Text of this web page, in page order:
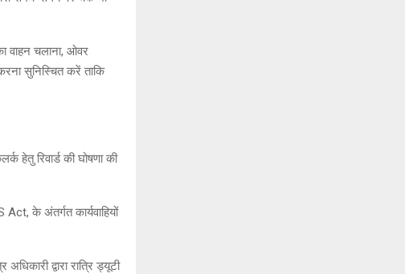
वाहन चलाना, ओवर
सुनिस्चित करें ताकि
हेतु रिवार्ड की घोषणा की
के अंतर्गत कार्यवाहियों
द्वारा रात्रि ड्यूटी